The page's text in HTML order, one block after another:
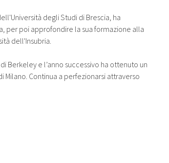
degli Studi di Brescia, ha
per poi approfondire la sua formazione alla
dell'Insubria.
Berkeley e l’anno successivo ha ottenuto un
Continua a perfezionarsi attraverso